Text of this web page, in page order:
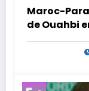
Maroc-
de Ouahbi